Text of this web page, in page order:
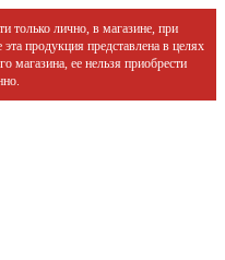
только лично, в магазине, при
продукция представлена в целях
магазина, ее нельзя приобрести